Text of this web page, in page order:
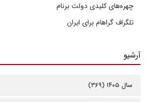
چهره‌های کلیدی دولت برنام
تلگراف گراهام برای ایران
آرشیو
سال ۱۴۰۵ (۳۶۹)